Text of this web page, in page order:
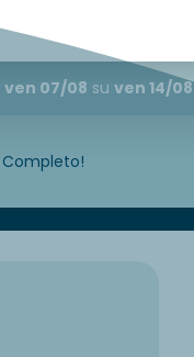
ven 07/08 su ven 14/08
Completo!